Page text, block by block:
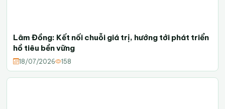
Lâm Đồng: Kết nối chuỗi giá trị, hướng tới phát triển
hồ tiêu bền vững
18/07/2026 158